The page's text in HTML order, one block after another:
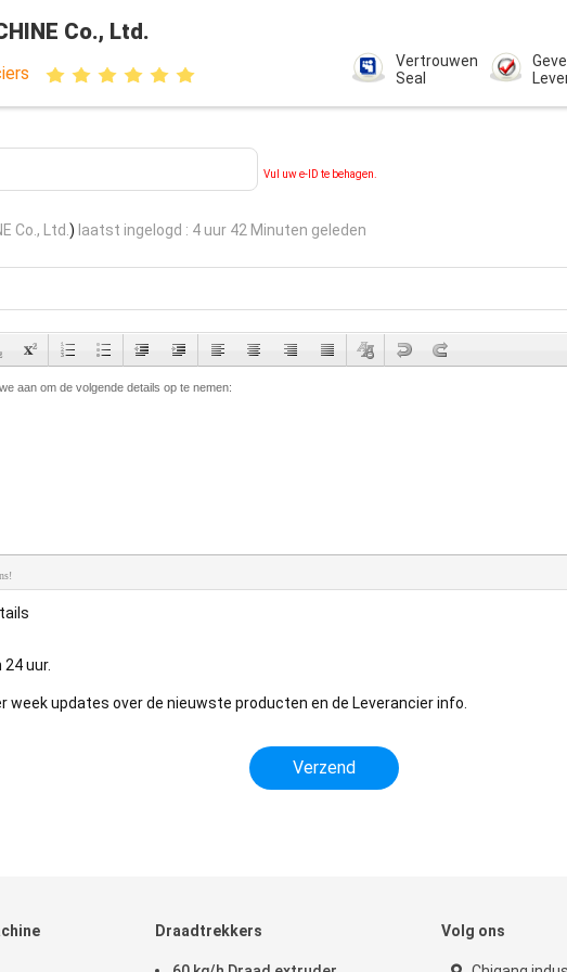
Co., Ltd.
Vertrouwen
Seal
Vul uw e-ID te behagen.
Co., Ltd. ) laatst ingelogd : 4 uur 42 Minuten geleden
uur.
week updates over de nieuwste producten en de Leverancier info.
Draadtrekkers Volg ons